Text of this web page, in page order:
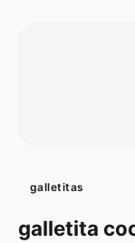
galletitas
galletita